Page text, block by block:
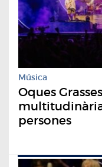
Música
Oques
multitudinària
persones